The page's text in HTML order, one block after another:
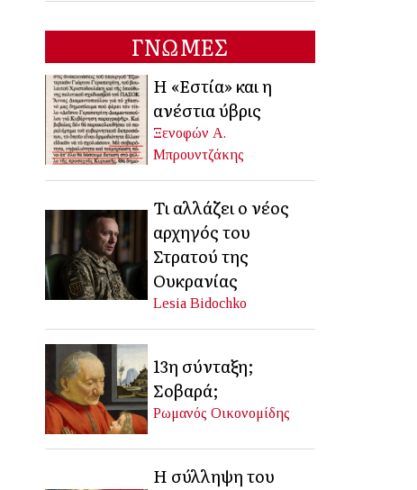
ΓΝΩΜΕΣ
Η «Εστία» και η
ανέστια ύβρις
Ξενοφών Α.
Μπρουντζάκης
Τι αλλάζει ο νέος
αρχηγός του
Στρατού της
Ουκρανίας
Lesia Bidochko
13η σύνταξη;
Σοβαρά;
Ρωμανός Οικονομίδης
Η σύλληψη του